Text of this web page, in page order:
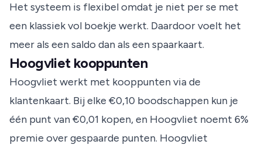
Het systeem is flexibel omdat je niet per se met
een klassiek vol boekje werkt. Daardoor voelt het
meer als een saldo dan als een spaarkaart.
Hoogvliet kooppunten
Hoogvliet werkt met kooppunten via de
klantenkaart. Bij elke €0,10 boodschappen kun je
één punt van €0,01 kopen, en Hoogvliet noemt 6%
premie over gespaarde punten. Hoogvliet